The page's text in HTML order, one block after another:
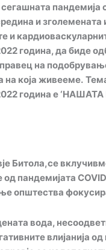
пандемија
изголемената
и
година, да биде
на
на која живееме. Т
година е ‘НАШАТА
Битола,се
пандемијата
општества
вода,
влијанија